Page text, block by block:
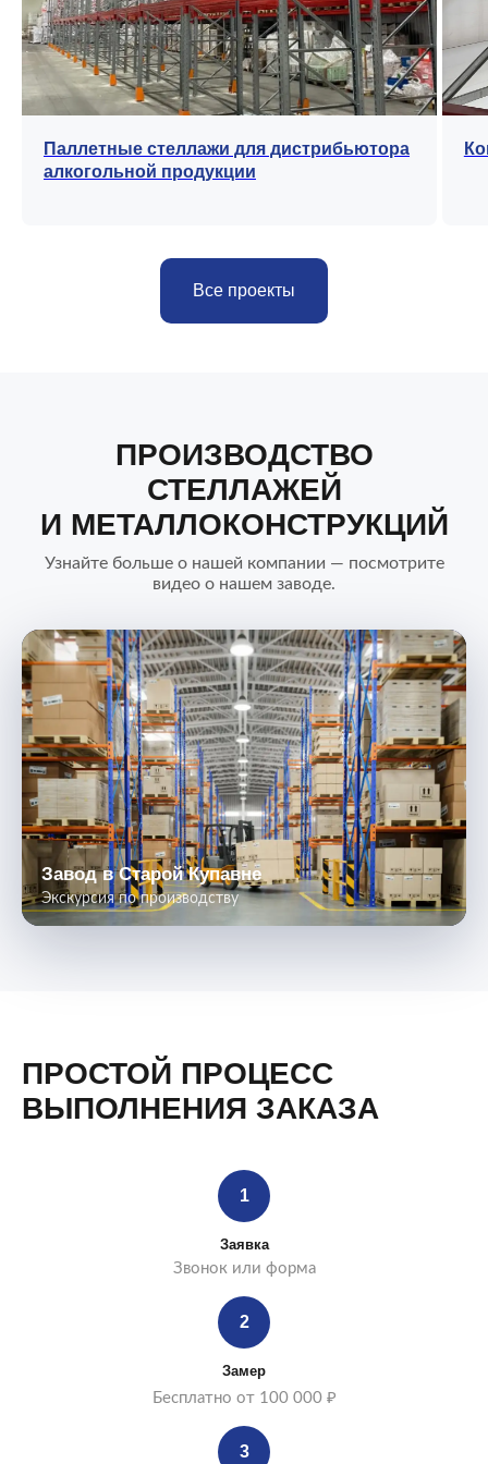
Паллетные стеллажи для дистрибьютора
алкогольной продукции
Все проекты
ПРОИЗВОДСТВО
СТЕЛЛАЖЕЙ
И МЕТАЛЛОКОНСТРУКЦИЙ
Узнайте больше о нашей компании — посмотрите
видео о нашем заводе.
Завод в Старой Купавне
Экскурсия по производству
ПРОСТОЙ ПРОЦЕСС
ВЫПОЛНЕНИЯ ЗАКАЗА
1
Заявка
Звонок или форма
2
Замер
Бесплатно от 100 000 ₽
3